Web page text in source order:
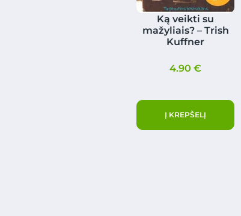
Ką veikti su
mažyliais? – Trish
Kuffner
4.90€
Į KREPŠELĮ